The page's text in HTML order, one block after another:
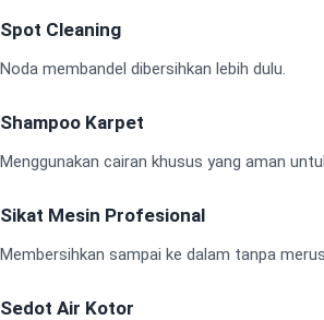
Spot Cleaning
Noda membandel dibersihkan lebih dulu.
Shampoo Karpet
Menggunakan cairan khusus yang aman
Sikat Mesin Profesional
Membersihkan sampai ke dalam tanpa
Sedot Air Kotor